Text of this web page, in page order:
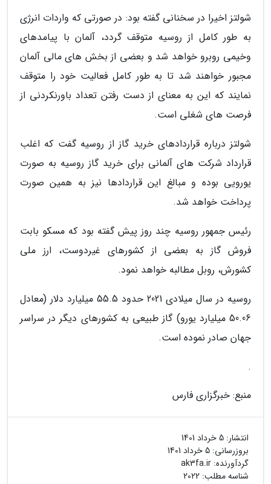
شولتز اخیرا در سخنانی گفته بود: در صورتی که واردات انرژی
به طور کامل از روسیه متوقف گردد، آلمان با پیامدهای
وخیمی روبرو خواهد شد و بعضی از بخش های مالی آلمان
مجبور خواهند شد تا به طور کامل فعالیت خود را متوقف
نمایند که این به معنای از دست رفتن تعداد باورنکردنی از
فرصت های شغلی است.
شولتز درباره قراردادهای خرید گاز از روسیه گفت که اغلب
قرارداد شرکت های آلمانی برای خرید گاز روسیه به صورت
یورویی بوده و مبالغ این قراردادها نیز به همین صورت
پرداخت خواهد شد.
رئیس جمهور روسیه چند روز پیش گفته بود که مسکو بابت
فروش گاز به بعضی از کشورهای غیردوست، ارز ملی
کشورش، روبل مطالبه خواهد نمود.
روسیه در سال میلادی 2021 حدود 55.5 میلیارد دلار (معادل
50.06 میلیارد یورو) گاز طبیعی به کشورهای دیگر در سراسر
جهان صادر نموده است.
.
منبع: خبرگزاری فارس
انتشار: 5 خرداد 1401
بروزرسانی: 5 خرداد 1401
گردآورنده: ak3fa.ir
شناسه مطلب: 2022